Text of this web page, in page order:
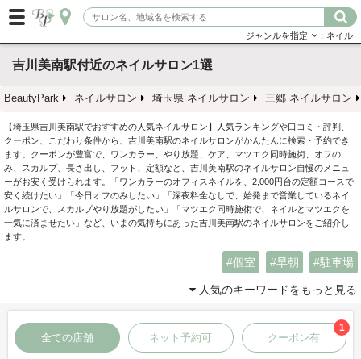
ジャンルを指定 ：ネイル
吉川美南駅付近のネイルサロン1選
BeautyPark ネイルサロン 埼玉県 ネイルサロン 三郷 ネイルサロン
【埼玉県吉川美南駅でおすすめの人気ネイルサロン】人気ランキングや口コミ・評判、
クーポン、こだわり条件から、吉川美南駅のネイルサロンがかんたんに検索・予約でき
ます。クーポンが豊富で、ワンカラー、やり放題、ケア、マツエク同時施術、オフの
み、スカルプ、長さ出し、フット、定額など、吉川美南駅のネイルサロン自慢のメニュ
ーがお安く受けられます。「ワンカラーのオフィスネイルを、2,000円台の定額コースで
安く続けたい」「今日オフのみしたい」「深夜料金なしで、始発まで営業しているネイ
ルサロンで、スカルプやり放題がしたい」「マツエク同時施術で、ネイルとマツエクを
一気に済ませたい」など、いまの気持ちにあった吉川美南駅のネイルサロンをご紹介し
ます。
個室 早朝 駐車場
人気のキーワードをもっと見る
全ての店舗 ネット予約可 クーポン有
1